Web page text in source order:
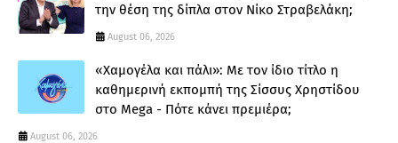
την θέση της δίπλα στον Νίκο Στραβελάκη;
August 06, 2026
«Χαμογέλα και πάλι»: Με τον ίδιο τίτλο η
καθημερινή εκπομπή της Σίσσυς Χρηστίδου
στο Mega - Πότε κάνει πρεμιέρα;
August 06, 2026